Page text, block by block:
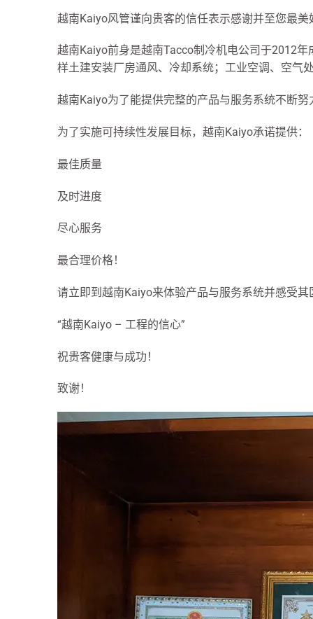
越南Kaiyo风管谨向贵客的信任表示感谢并至您最美
越南Kaiyo前身是越南Tacco制冷机电公司于2012
样土建安装厂房通风、冷却系统；工业空调、空气
越南Kaiyo为了能提供完整的产品与服务系统不断
为了实施可持续性发展目标，越南Kaiyo承诺提供：
最佳质量
及时进度
尽心服务
最合理价格！
请立即到越南Kaiyo来体验产品与服务系统并感受其
“越南Kaiyo – 工程的信心”
祝贵客健康与成功！
致谢！